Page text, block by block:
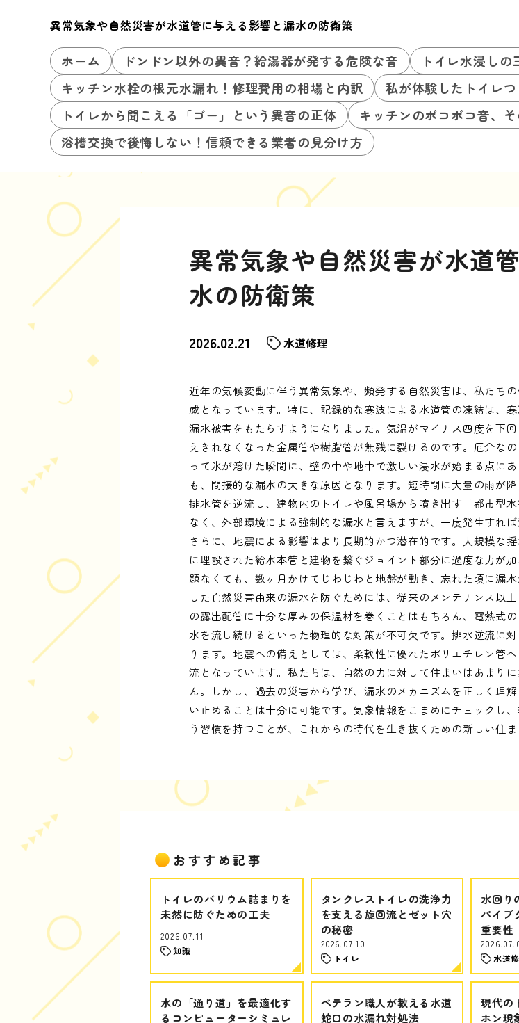
異常気象や自然災害が水道管に与える影響と漏水の防衛策
ホーム ドンドン以外の異音？給湯器が発する危険な音
トイレ水浸し
キッチン水栓の根元水漏れ！修理費用の相場と内訳
私が体験したトイレ
トイレから聞こえる「ゴー」という異音の正体
キッチンのボコボコ音、
浴槽交換で後悔しない！信頼できる業者の見分け方
異常気象や自然災害が水道
水の防衛策
2026.02.21 水道修理
近年の気候変動に伴う異常気象や、頻発する自然災害は、私たち
威となっています。特に、記録的な寒波による水道管の凍結は、
漏水被害をもたらすようになりました。気温がマイナス四度を下
えきれなくなった金属管や樹脂管が無残に裂けるのです。厄介な
って氷が溶けた瞬間に、壁の中や地中で激しい浸水が始まる点に
も、間接的な漏水の大きな原因となります。短時間に大量の雨が
排水管を逆流し、建物内のトイレや風呂場から噴き出す「都市型
なく、外部環境による強制的な漏水と言えますが、一度発生すれ
さらに、地震による影響はより長期的かつ潜在的です。大規模な
に埋設された給水本管と建物を繋ぐジョイント部分に過度な力が
題なくても、数ヶ月かけてじわじわと地盤が動き、忘れた頃に漏
した自然災害由来の漏水を防ぐためには、従来のメンテナンス以
の露出配管に十分な厚みの保温材を巻くことはもちろん、電熱式
水を流し続けるといった物理的な対策が不可欠です。排水逆流に
ります。地震への備えとしては、柔軟性に優れたポリエチレン管
流となっています。私たちは、自然の力に対して住まいはあまり
ん。しかし、過去の災害から学び、漏水のメカニズムを正しく理
い止めることは十分に可能です。気象情報をこまめにチェックし
う習慣を持つことが、これからの時代を生き抜くための新しい住
おすすめ記事
トイレのバリウム詰まりを
未然に防ぐための工夫
2026.07.11
知識
タンクレストイレの洗浄力
を支える旋回流とゼット穴
の秘密
2026.07.10
トイレ
水回り
パイプ
重要性
水道
水の「通り道」を最適化す
るコンピューターシミュレ
ベテラン職人が教える水道
蛇口の水漏れ対処法
現代の
ホン現